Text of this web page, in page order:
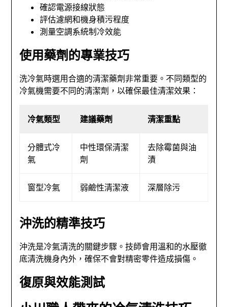
確認電源接線狀態
評估濾網和機身積污程度
測量空調系統制冷效能
使用藥劑的專業技巧
洗冷氣時選用合適的清潔藥劑非常重要。不同類型的
冷氣機需要不同的清潔劑，以確保最佳清潔效果：
冷氣類型 建議藥劑 清潔重點
分體式冷
氣
中性環保清潔
劑
去除霉菌與油
漬
窗型冷氣 弱鹼性清潔液 深層除污
沖洗的精準技巧
沖洗是冷氣清洗的關鍵步驟。技師會用溫和的水壓徹
底清洗機身內外，確保不會對精密零件造成損傷。
復原與效能測試